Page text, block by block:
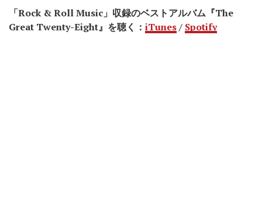
「Rock & Roll Music」収録のベストアルバム『The
Great Twenty-Eight』を聴く： iTunes/ Spotify